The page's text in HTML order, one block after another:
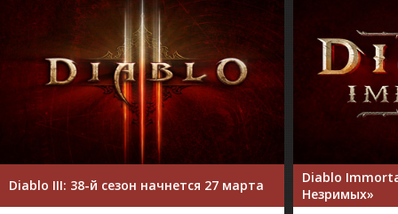
Diablo III: 38-й сезон начнется 27 марта
Diablo
Незримых»